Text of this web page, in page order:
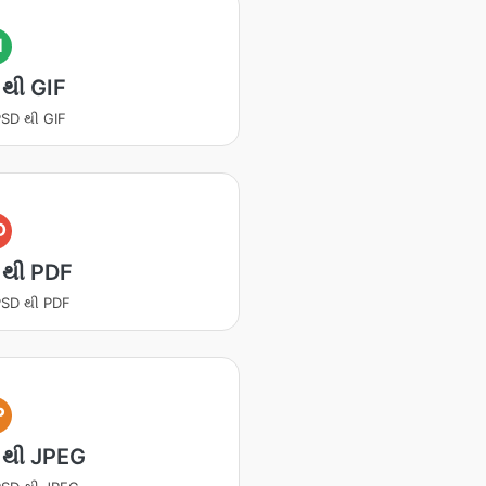
GIF
થી GIF
PDF
થી PDF
JPEG